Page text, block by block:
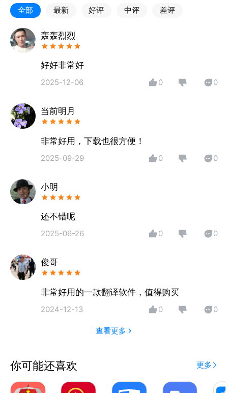
语主题词汇、零基础入门字母发音练习、艾宾浩斯记忆
曲线背单词、随身听力强化训练、阅读学习专栏等学习
功能，帮助大家利用碎片化时间轻松掌握越南语。目前
已经更新《基础越南语词汇》、《越南语分类词汇》、
《实用越南语教程词汇》《常见越南语单词》《常见越
南语成语俗语》等实用越南语词书。
• 文字翻译 | 越南语中文英文互译，翻译准确，错误
少；
• 语音翻译 | 面对面说话翻译，你一句我一句同声传
• 拍照翻译 | 拍照上传图片即可识别越南文，图片翻
译；
• 语音识别 | 高精度语音识别技术，发音不标准也可
以；
• 图片识别 | 上传照片提取文字内容，便捷整理长文
人；
• 科学背单词 | 艾宾浩斯记忆曲线背单词学习模式；
• 越南语词库 | 持续更新从入门到精通的越南
全部 最新 好评 中评 差评
轰轰烈烈
好好非常好
2025-12-06 0 0
当前明月
非常好用，下载也很方便！
2025-09-29 0 0
小明
还不错呢
2025-06-26 0 0
俊哥
非常好用的一款翻译软件，值得购买
2024-12-13 0 0
查看更多
你可能还喜欢 更多